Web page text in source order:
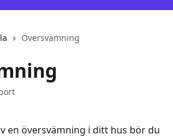
Översvämning
en översvämning i ditt hus bör du